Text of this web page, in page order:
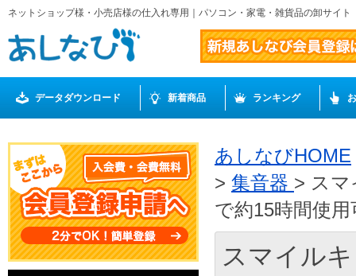
ネットショップ様・小売店様の仕入れ専用｜パソコン・家電・雑貨品の卸サイ
データダウンロード 新着商品 ランキング
あしなびHOME
> 集音器 > スマ
で約15時間使
スマイル